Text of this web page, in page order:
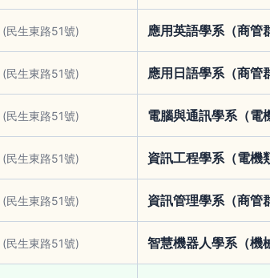
(民生東路51號) 應用英語學系（商管
(民生東路51號) 應用日語學系（商管
(民生東路51號) 電腦與通訊學系（電
(民生東路51號) 資訊工程學系（電機
(民生東路51號) 資訊管理學系（商管
(民生東路51號) 智慧機器人學系（機